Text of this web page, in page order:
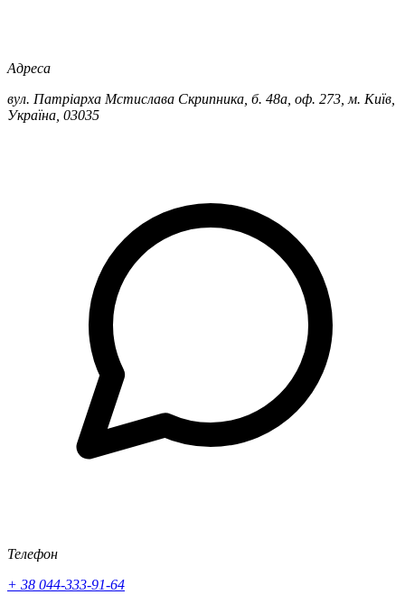
Адреса
вул. Патріарха Мстислава Скрипника, б. 48а, оф. 273, м. Київ,
Україна, 03035
Телефон
+ 38 044-333-91-64